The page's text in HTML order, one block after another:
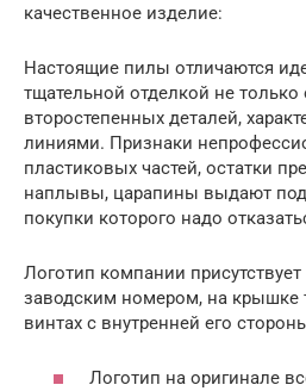
качественное изделие:
Настоящие пилы отличаются
тщательной отделкой не
второстепенных деталей,
линиями. Признаки
пластиковых частей, остатки
наплывы, царапины выдают
покупки которого надо
Логотип компании
заводским номером, на крышке
винтах с внутренней его
Логотип на оригинале